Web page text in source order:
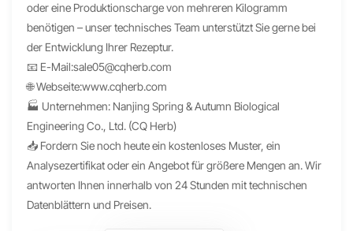
oder eine Produktionscharge von mehreren Kilogramm
benötigen – unser technisches Team unterstützt Sie gerne bei
der Entwicklung Ihrer Rezeptur.
📧 E-Mail:sale05@cqherb.com
🌐 Webseite:www.cqherb.com
🏭 Unternehmen: Nanjing Spring & Autumn Biological
Engineering Co., Ltd. (CQ Herb)
📥 Fordern Sie noch heute ein kostenloses Muster, ein
Analysezertifikat oder ein Angebot für größere Mengen an. Wir
antworten Ihnen innerhalb von 24 Stunden mit technischen
Datenblättern und Preisen.